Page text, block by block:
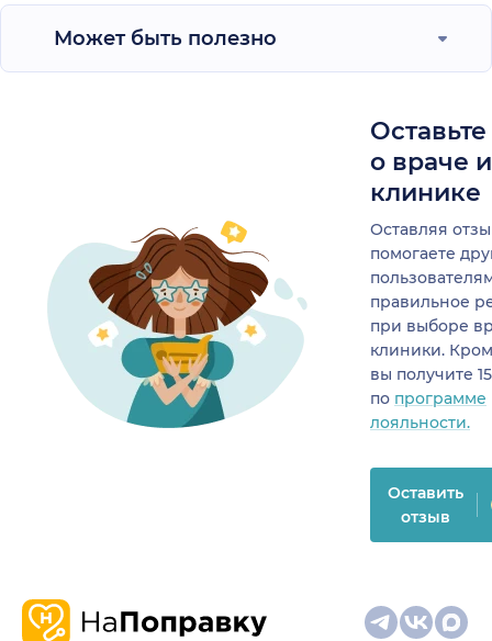
Может быть полезно
о враче
клинике
Оставляя
помогаете
правильное
при выборе
клиники.
вы получите
по программе
лояльности.
Оставить
отзыв